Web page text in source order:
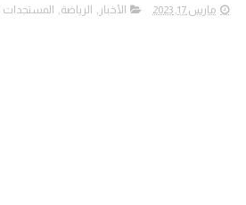
مارس 17, 2023 الأخبار , الرياضة, المستجدات